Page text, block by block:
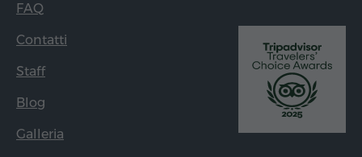
FAQ
Contatti
Staff
Blog
Galleria